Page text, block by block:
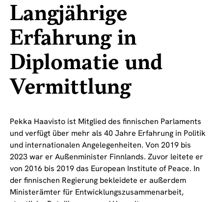
Langjährige
Erfahrung in
Diplomatie und
Vermittlung
Pekka Haavisto ist Mitglied des finnischen Parlaments
und verfügt über mehr als 40 Jahre Erfahrung in Politik
und internationalen Angelegenheiten. Von 2019 bis
2023 war er Außenminister Finnlands. Zuvor leitete er
von 2016 bis 2019 das European Institute of Peace. In
der finnischen Regierung bekleidete er außerdem
Ministerämter für Entwicklungszusammenarbeit,